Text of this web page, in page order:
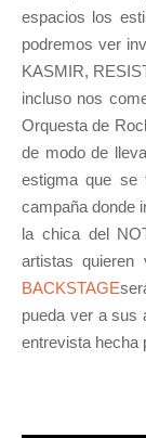
espacios los
podremos ver
KASMIR,
incluso nos
Orquesta de
de modo de
estigma que se
campaña donde
la chica del
artistas
BACKSTAGE
pueda ver a sus
entrevista hecha